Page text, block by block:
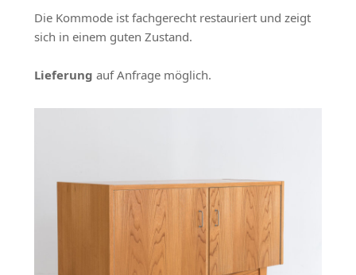
Die Kommode ist fachgerecht restauriert und zeigt
sich in einem guten Zustand.
Lieferung auf Anfrage möglich.